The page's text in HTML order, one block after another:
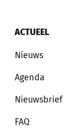
ACTUEEL
Nieuws
Agenda
Nieuwsbrief
FAQ